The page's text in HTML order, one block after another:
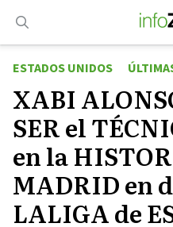
contenido
ESTADOS UNIDOS
XABI
SER el
en la
MADRID en
LALIGA de